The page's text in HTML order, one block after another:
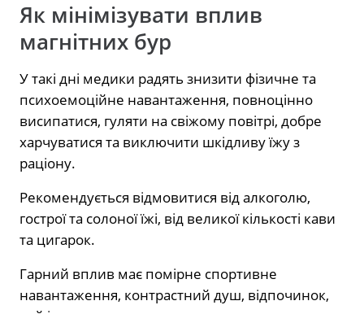
Як мінімізувати вплив
магнітних бур
У такі дні медики радять знизити фізичне та
психоемоційне навантаження, повноцінно
висипатися, гуляти на свіжому повітрі, добре
харчуватися та виключити шкідливу їжу з
раціону.
Рекомендується відмовитися від алкоголю,
гострої та солоної їжі, від великої кількості кави
та цигарок.
Гарний вплив має помірне спортивне
навантаження, контрастний душ, відпочинок,